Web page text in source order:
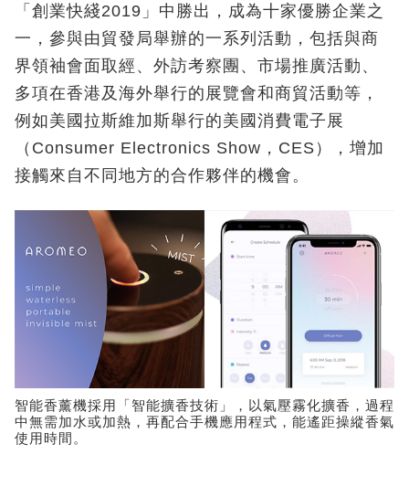
「創業快綫2019」中勝出，成為十家優勝企業之
一，參與由貿發局舉辦的一系列活動，包括與商
界領袖會面取經、外訪考察團、市場推廣活動、
多項在香港及海外舉行的展覽會和商貿活動等，
例如美國拉斯維加斯舉行的美國消費電子展
（Consumer Electronics Show，CES），增加
接觸來自不同地方的合作夥伴的機會。
智能香薰機採用「智能擴香技術」，以氣壓霧化擴香，過程
中無需加水或加熱，再配合手機應用程式，能遙距操縱香氣
使用時間。